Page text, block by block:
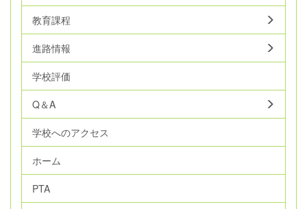
教育課程
進路情報
学校評価
Q＆A
学校へのアクセス
ホーム
PTA